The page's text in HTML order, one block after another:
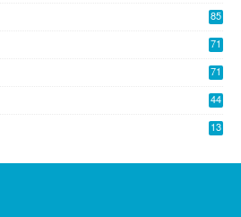
85
71
71
44
13